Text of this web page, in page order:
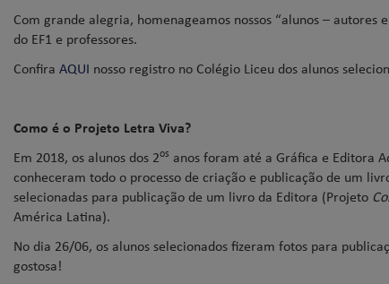
Com grande alegria, homenageamos nossos “alunos –
do EF1 e professores.
Confira AQUI nosso registro no Colégio Liceu dos alunos
Como é o Projeto Letra Viva?
Em 2018, os alunos dos 2os anos foram até a Gráfica e Editora
conheceram todo o processo de criação e publicação de um
selecionadas para publicação de um livro da Editora (Projeto
América Latina).
No dia 26/06, os alunos selecionados fizeram fotos para
gostosa!